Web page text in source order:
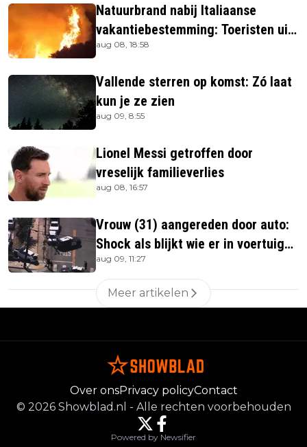
Natuurbrand nabij Italiaanse
vakantiebestemming: Toeristen uit
verblijven gehaald
aug 08, 18:58
Vallende sterren op komst: Zó laat
kun je ze zien
aug 09, 8:55
Lionel Messi getroffen door
vreselijk familieverlies
aug 08, 16:57
Vrouw (31) aangereden door auto:
Shock als blijkt wie er in voertuig
zitten
aug 09, 11:27
Meer artikelen
Over onsPrivacy policyContact
© 2026 Showblad.nl - Alle rechten voorbehouden
Powered by Newsifier